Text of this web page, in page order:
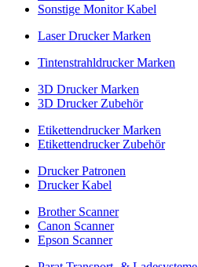
Sonstige Monitor Kabel
Laser Drucker Marken
Tintenstrahldrucker Marken
3D Drucker Marken
3D Drucker Zubehör
Etikettendrucker Marken
Etikettendrucker Zubehör
Drucker Patronen
Drucker Kabel
Brother Scanner
Canon Scanner
Epson Scanner